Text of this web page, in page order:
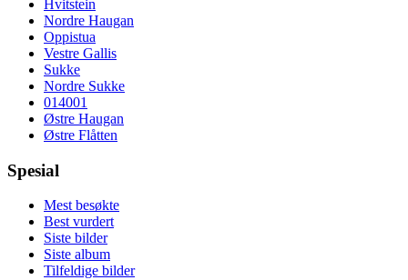
Hvitstein
Nordre Haugan
Oppistua
Vestre Gallis
Sukke
Nordre Sukke
014001
Østre Haugan
Østre Flåtten
Spesial
Mest besøkte
Best vurdert
Siste bilder
Siste album
Tilfeldige bilder